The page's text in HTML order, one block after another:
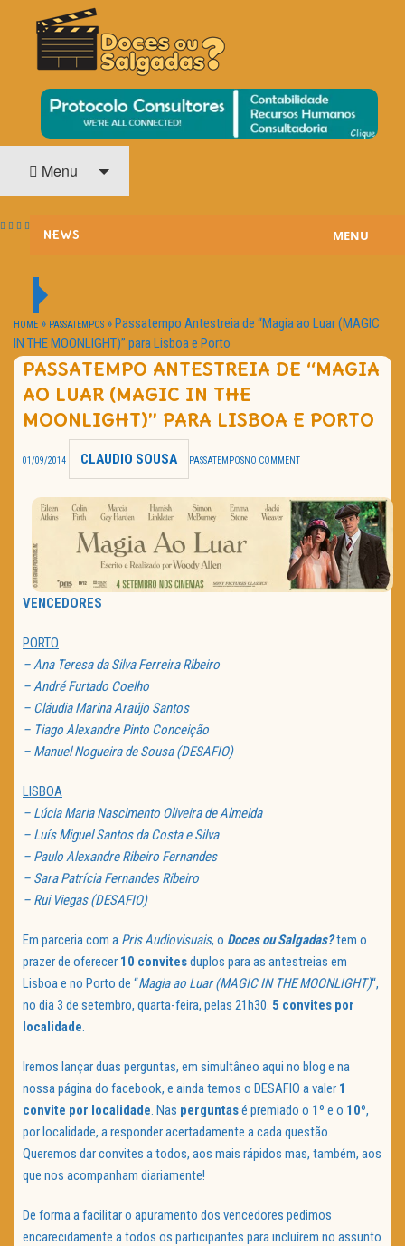
DOCES OU SALGADAS?
O Cinema? Uma Paixão!!
Menu
NEWS
HOME CINEMA
NOTA PESSOAL
MENU
HOME » PASSATEMPOS »Passatempo Antestreia de “Magia ao Luar (MAGIC
IN THE MOONLIGHT)” para Lisboa e Porto
PASSATEMPO ANTESTREIA DE “MAGIA
AO LUAR (MAGIC IN THE
MOONLIGHT)” PARA LISBOA E PORTO
01/09/2014 CLAUDIO SOUSA PASSATEMPOSNO COMMENT
VENCEDORES
PORTO
– Ana Teresa da Silva Ferreira Ribeiro
– André Furtado Coelho
– Cláudia Marina Araújo Santos
– Tiago Alexandre Pinto Conceição
– Manuel Nogueira de Sousa (DESAFIO)
LISBOA
– Lúcia Maria Nascimento Oliveira de Almeida
– Luís Miguel Santos da Costa e Silva
– Paulo Alexandre Ribeiro Fernandes
– Sara Patrícia Fernandes Ribeiro
– Rui Viegas (DESAFIO)
Em parceria com a Pris Audiovisuais, o Doces ou Salgadas?tem o
prazer de oferecer 10 convitesduplos para as antestreias em
Lisboa e no Porto de “Magia ao Luar (MAGIC IN THE MOONLIGHT)“,
no dia 3 de setembro, quarta-feira, pelas 21h30. 5 convites por
localidade.
Iremos lançar duas perguntas, em simultâneo aqui no blog e na
nossa página do facebook, e ainda temos o DESAFIO a valer 1
convite por localidade. Nas perguntasé premiado o 1º e o 10º,
por localidade, a responder acertadamente a cada questão.
Queremos dar convites a todos, aos mais rápidos mas, também, aos
que nos acompanham diariamente!
De forma a facilitar o apuramento dos vencedores pedimos
encarecidamente a todos os participantes para incluírem no assunto